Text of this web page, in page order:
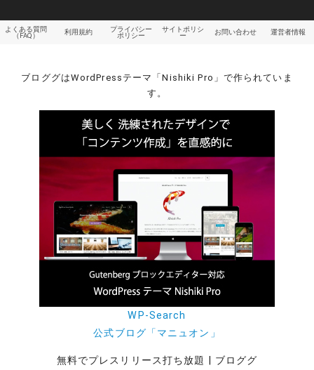
よくある質問
（FAQ）
利用規約
プライバシー
ポリシー
サイトポリシ
ー
お問い合わせ 運営者情報
ブロググはWordPressテーマ「Nishiki Pro」で作られていま
す。
WP-Search
公式ブログ「マニュオン」
無料でプレスリリース打ち放題 | ブロググ